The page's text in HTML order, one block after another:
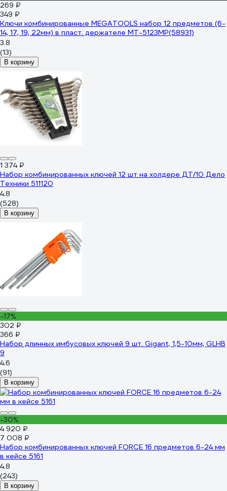
269 ₽
349 ₽
Ключи комбинированные MEGATOOLS набор 12 предметов (6-
14, 17, 19, 22мм) в пласт. держателе MT-5123MP(58931)
3.8
(13)
В корзину
1 374 ₽
Набор комбинированных ключей 12 шт на холдере ДТ/10 Дело
Техники 511120
4.8
(528)
В корзину
-17%
302 ₽
366 ₽
Набор длинных имбусовых ключей 9 шт. Gigant, 1,5-10мм, GLHB
9
4.6
(91)
В корзину
-30%
4 920 ₽
7 008 ₽
Набор комбинированных ключей FORCE 16 предметов 6-24 мм
в кейсе 5161
4.8
(243)
В корзину